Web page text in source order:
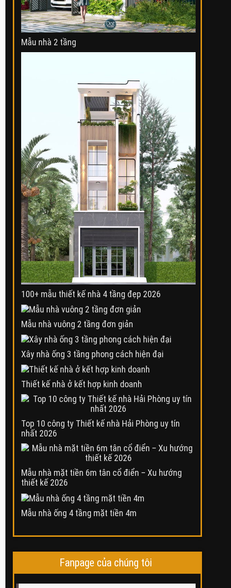
Mẫu nhà 2 tầng
100+ mẫu thiết kế nhà 4 tầng đẹp 2026
Mẫu nhà vuông 2 tầng đơn giản
Xây nhà ống 3 tầng phong cách hiện đại
Thiết kế nhà ở kết hợp kinh doanh
Top 10 công ty Thiết kế nhà Hải Phòng uy tín
nhất 2026
Mẫu nhà mặt tiền 6m tân cổ điển – Xu hướng
thiết kế 2026
Mẫu nhà ống 4 tầng mặt tiền 4m
Fanpage của chúng tôi